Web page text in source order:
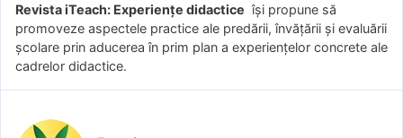
Revista iTeach: Experienţe didactice îşi propune să
promoveze aspectele practice ale predării, învăţării şi evaluării
şcolare prin aducerea în prim plan a experienţelor concrete ale
cadrelor didactice.